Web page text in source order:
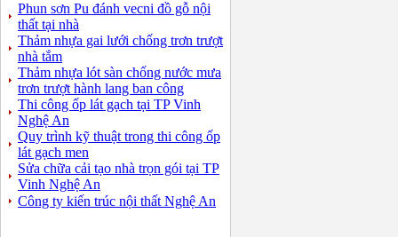
Phun sơn Pu đánh vecni đồ gỗ nội
thất tại nhà
Thảm nhựa gai lưới chống trơn trượt
nhà tắm
Thảm nhựa lót sàn chống nước mưa
trơn trượt hành lang ban công
Thi công ốp lát gạch tại TP Vinh
Nghệ An
Quy trình kỹ thuật trong thi công ốp
lát gạch men
Sửa chữa cải tạo nhà trọn gói tại TP
Vinh Nghệ An
Công ty kiến trúc nội thất Nghệ An